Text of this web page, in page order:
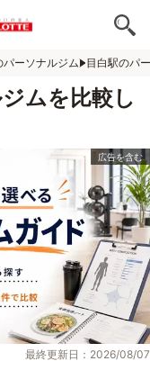
パーソナルジム 目白駅のパ
ムを比較し
最終更新日：2026/08/07